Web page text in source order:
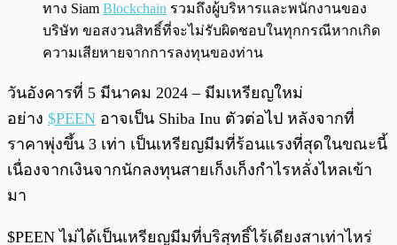
ทาง Siam Blockchain รวมถึงผู้บริหารและพนักงานของ
บริษัท ขอสงวนสิทธิ์ที่จะไม่รับผิดชอบในทุกกรณีหากเกิด
ความเสียหายจากการลงทุนของท่าน
วันอังคารที่ 5 มีนาคม 2024 – มีมเหรียญใหม่
อย่าง $PEEN อาจเป็น Shiba Inu ตัวต่อไป หลังจากที่
ราคาพุ่งขึ้น 3 เท่า เป็นเหรียญมีมที่ร้อนแรงที่สุดในขณะนี้
เนื่องจากเงินจากนักลงทุนสายเก็งเก็งกำไรหลั่งไหลเข้า
มา
$PEEN ไม่ได้เป็นเหรียญมีมที่บริสุทธิ์ไร้เดียงสาเท่าไหร่